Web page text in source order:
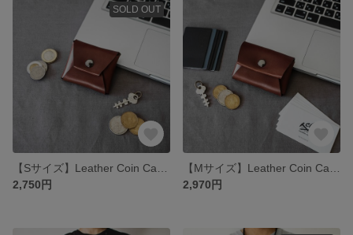
SOLD OUT
2,750円
2,970円